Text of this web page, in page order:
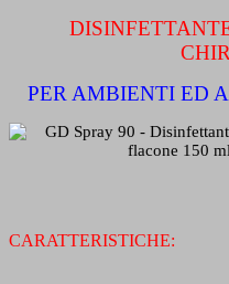
PER AMBIENTI ED
CARATTERISTICHE: